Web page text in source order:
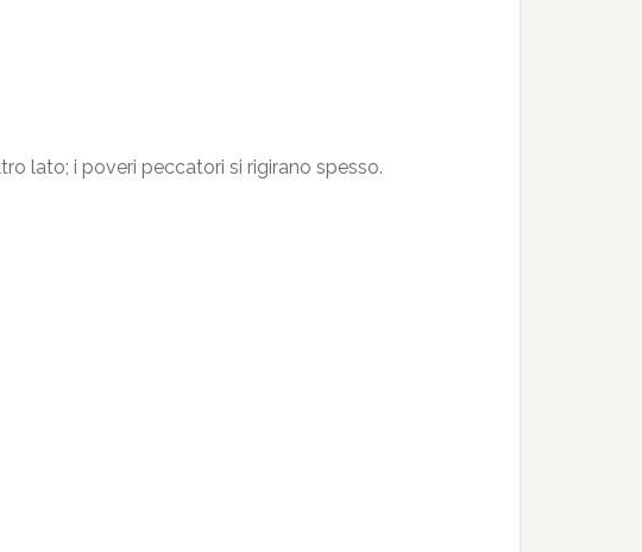
lato; i poveri peccatori si rigirano spesso.